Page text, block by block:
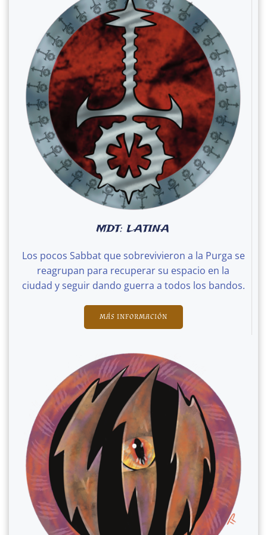
MDT: LATINA
Los pocos Sabbat que sobrevivieron a la Purga se
reagrupan para recuperar su espacio en la
ciudad y seguir dando guerra a todos los bandos.
MÁS INFORMACIÓN